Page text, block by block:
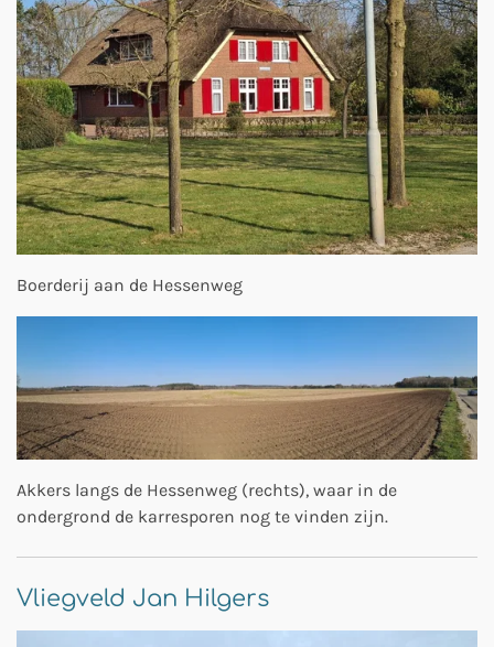
Boerderij aan de Hessenweg
Akkers langs de Hessenweg (rechts), waar in de
ondergrond de karresporen nog te vinden zijn.
Vliegveld Jan Hilgers